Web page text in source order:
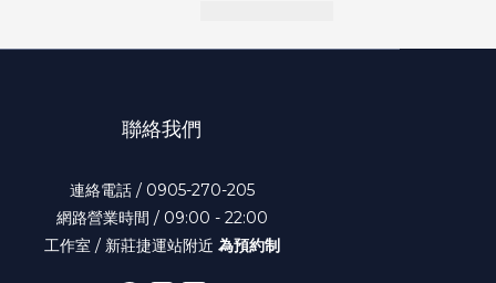
聯絡我們
連絡電話 / 0905-270-205
網路營業時間 / 09:00 - 22:00
工作室 / 新莊捷運站附近 為預約制